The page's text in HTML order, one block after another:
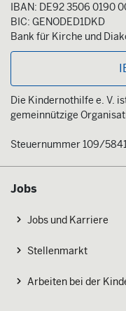
IBAN: DE92 3506 0190
BIC: GENODED1DKD
Bank für Kirche und
Die Kindernothilfe e. V.
gemeinnützige
Steuernummer 109/
Jobs
Jobs und Karriere
Stellenmarkt
Arbeiten bei der